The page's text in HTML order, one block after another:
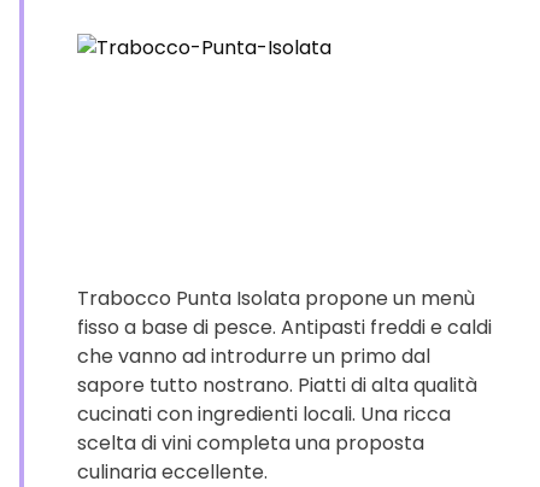
Trabocco Punta Isolata propone un menù
fisso a base di pesce. Antipasti freddi e caldi
che vanno ad introdurre un primo dal
sapore tutto nostrano. Piatti di alta qualità
cucinati con ingredienti locali. Una ricca
scelta di vini completa una proposta
culinaria eccellente.